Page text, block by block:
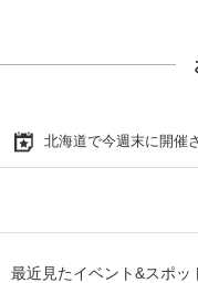
北海道で今週末に開催
最近見たイベント&スポッ